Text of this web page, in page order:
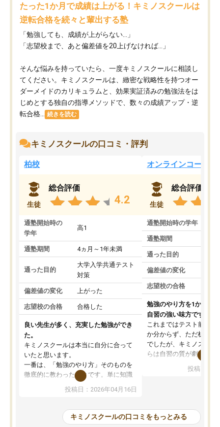
たった1か月で成績は上がる！キミノスクールは
逆転合格を続々と輩出する塾
「勉強しても、成績が上がらない…」
「志望校まで、あと偏差値を20上げなければ…」
そんな悩みを持っていたら、一度キミノスクールに相談し
てください。キミノスクールは、緻密な戦略性を持つオー
ダーメイドのカリキュラムと、効果実証済みの勉強法をは
じめとする独自の指導メソッドで、数々の成績アップ・逆
転合格...
続きを読む
キミノスクールの口コミ・評判
柏校
生徒
総合評価
4.2
通塾開始時の
学年
高1
通塾期間 4ヵ月～1年未満
通った目的
大学入学共通テスト
対策
偏差値の変化 上がった
志望校の合格 合格した
良い先生が多く、充実した勉強ができ
た。
キミノスクールは本当に自分に合って
いたと思います。
一番は、「勉強のやり方」そのものを
徹底的に教わったことです。単に知識
を詰め込むのではなく、自学自習の習
慣が身につくよう並走してくれるの
はなくなりました。
投稿日：2026年04月16日
オンラインコース
生徒
総合評価
通塾開始時の学年
通塾期間
通った目的
偏差値の変化
志望校の合格
勉強のやり方を1から教
自習の強い味方です。
これまではテスト前に何
か分からず、ただ机に座
でしたが、キミノスクー
らは自習の質が劇的に変
を明確にしてくれるの
の仕方をコーチングして
ルなので、家での学習習
投稿日：
キミノスクールの口コミをもっとみる